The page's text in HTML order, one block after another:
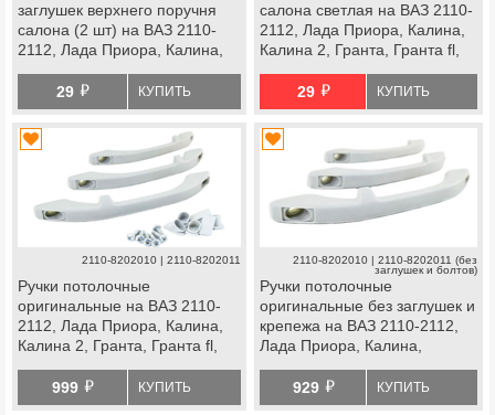
заглушек верхнего поручня
салона (2 шт) на ВАЗ 2110-
2112, Лада Приора, Калина,
Нива 4х4 с 2019 г.в., Нива
Легенд, Нива Тревел,
Шевроле Нива, datsun
29 й КУПИТЬ
салона светлая на ВАЗ 2110-
2112, Лада Приора, Калина,
Калина 2, Гранта, Гранта fl,
Легенд, Нива Тревел,
Шевроле Нива, datsun
29 й КУПИТЬ
2110-8202010 | 2110-8202011
Ручки потолочные
оригинальные на ВАЗ 2110-
2112, Лада Приора, Калина,
Калина 2, Гранта, Гранта fl,
Легенд, Нива Тревел,
Шевроле Нива, datsun
999 й КУПИТЬ
2110-8202010 | 2110-8202011 (без
заглушек и болтов)
Ручки потолочные
оригинальные без заглушек и
крепежа на ВАЗ 2110-2112,
Лада Приора, Калина,
Нива 4х4 с 2019 г.в., Нива
Легенд, Нива Тревел,
929 й КУПИТЬ